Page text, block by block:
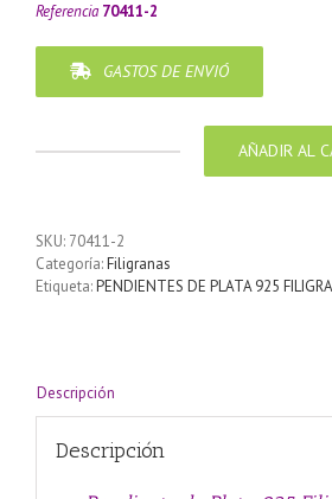
Referencia 70411-2
GASTOS DE ENVIÓ
Filigrana
diseño
Largo
cantidad
AÑADIR AL
SKU: 70411-2
Categoría:Filigranas
Etiqueta:PENDIENTES DE PLATA 925
Descripción
Descripción